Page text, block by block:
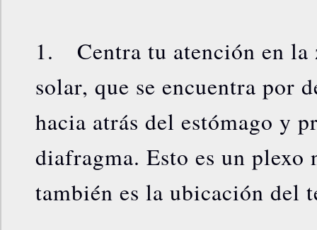
1. Centra tu atención en la
solar, que se encuentra por
hacia atrás del estómago y
diafragma. Esto es un plexo
también es la ubicación del